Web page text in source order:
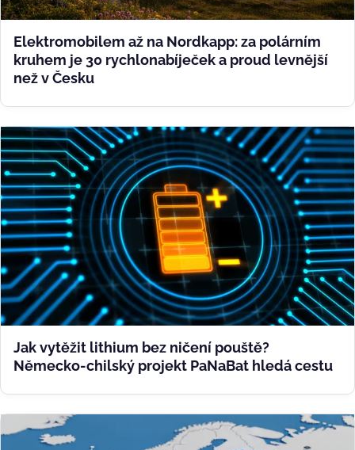
Elektromobilem až na Nordkapp: za polárním
kruhem je 30 rychlonabíječek a proud levnější
než v Česku
Jak vytěžit lithium bez ničení pouště?
Německo-chilský projekt PaNaBat hledá cestu